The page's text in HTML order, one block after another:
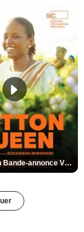
Cotton Queen Bande-annonce VO STFR